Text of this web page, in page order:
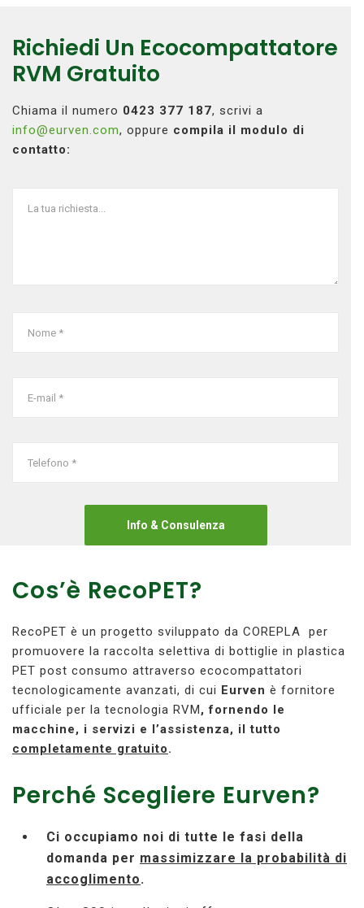
Richiedi Un Ecocompattatore
RVM Gratuito
Chiama il numero 0423 377 187, scrivi a
info@eurven.com, oppure compila il modulo di
contatto:
Cos’è RecoPET?
RecoPET è un progetto sviluppato da COREPLA per
promuovere la raccolta selettiva di bottiglie in plastica
PET post consumo attraverso ecocompattatori
tecnologicamente avanzati, di cui Eurven è fornitore
ufficiale per la tecnologia RVM , fornendo le
macchine, i servizi e l’assistenza, il tutto
completamente gratuito.
Perché Scegliere Eurven?
Ci occupiamo noi di tutte le fasi della
domanda per massimizzare la probabilità di
accoglimento.